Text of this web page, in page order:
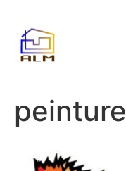
peinture